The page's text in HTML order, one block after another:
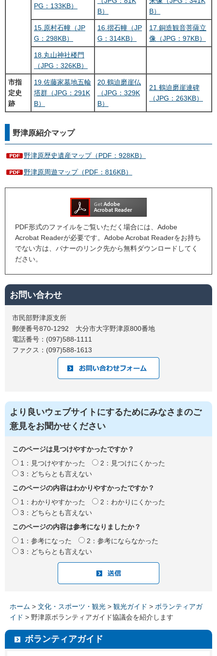
PG：133KB）
B）
B）
15.原村石幢（JP
G：298KB）
16.摺石幢（JP
G：314KB）
17.銅造観音菩薩立
像（JPG：97KB）
18.丸山神社楼門
（JPG：326KB）
市指
定史
跡
19.佐藤家墓地五輪
塔群（JPG：291K
B）
20.鶴迫磨崖仏
（JPG：329K
B）
21.鶴迫磨崖連碑
（JPG：263KB）
野津原紹介マップ
野津原歴史遺産マップ（PDF：928KB）
野津原周遊マップ（PDF：816KB）
PDF形式のファイルをご覧いただく場合には、Adobe
Acrobat Readerが必要です。Adobe Acrobat Readerをお持ち
でない方は、バナーのリンク先から無料ダウンロードしてく
ださい。
お問い合わせ
市民部野津原支所
郵便番号870-1292 大分市大字野津原800番地
電話番号：(097)588-1111
ファクス：(097)588-1613
より良いウェブサイトにするためにみなさまのご
意見をお聞かせください
このページは見つけやすかったですか？
1：見つけやすかった
2：見つけにくかった
3：どちらとも言えない
このページの内容はわかりやすかったですか？
1：わかりやすかった
2：わかりにくかった
3：どちらとも言えない
このページの内容は参考になりましたか？
1：参考になった
2：参考にならなかった
3：どちらとも言えない
ホーム > 文化・スポーツ・観光 > 観光ガイド > ボランティアガ
イド > 野津原ボランティアガイド協議会を紹介します
ボランティアガイド